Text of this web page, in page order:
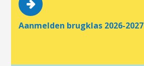
Aanmelden brugklas 2026-2027